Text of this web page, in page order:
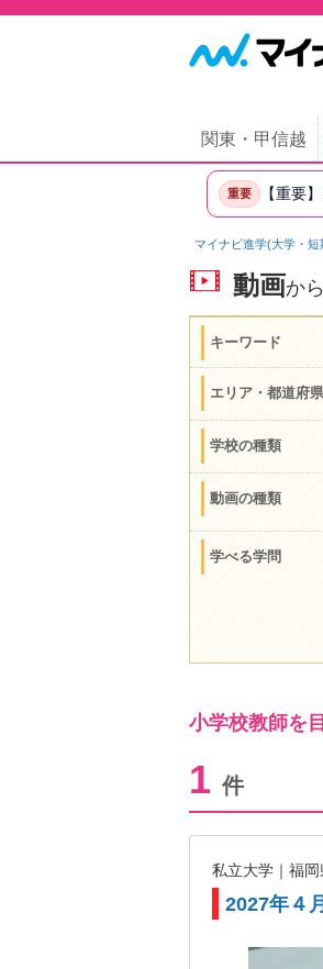
関東・甲信越
重要 【重要
マイナビ進学(大学・
動画か
キーワード
エリア・都道府県
学校の種類
動画の種類
学べる学問
小学校教師を
1 件
私立大学｜福岡
2027年４